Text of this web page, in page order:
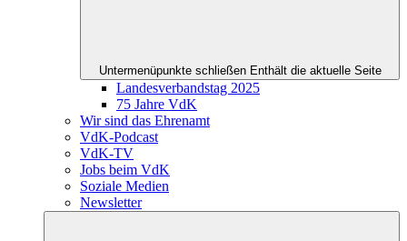
Untermenüpunkte schließen Enthält die aktuelle Seite
Landesverbandstag 2025
75 Jahre VdK
Wir sind das Ehrenamt
VdK-Podcast
VdK-TV
Jobs beim VdK
Soziale Medien
Newsletter